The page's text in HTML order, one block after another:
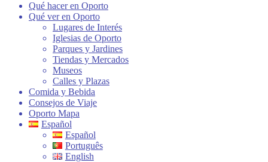
Qué hacer en Oporto
Qué ver en Oporto
Lugares de Interés
Iglesias de Oporto
Parques y Jardines
Tiendas y Mercados
Museos
Calles y Plazas
Comida y Bebida
Consejos de Viaje
Oporto Mapa
Español
Español
Português
English